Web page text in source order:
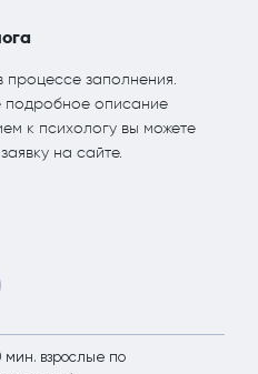
заполнения.
описание
к психологу вы можете
на сайте.
мин. взрослые по